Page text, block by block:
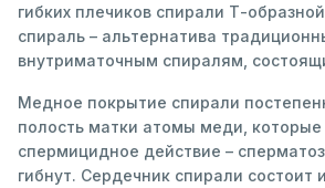
гибких плечиков спирали Т-
спираль – альтернатива
внутриматочным спиралям,
Медное покрытие спирали
полость матки атомы меди,
спермицидное действие –
гибнут. Сердечник спирали состоит